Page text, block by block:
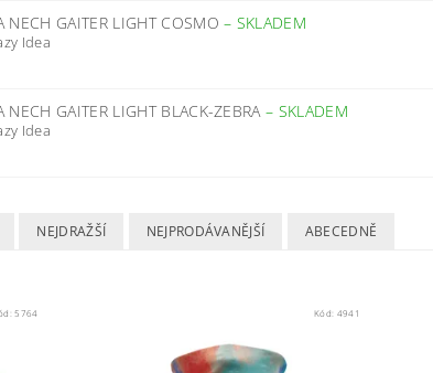
NECH GAITER LIGHT COSMO– SKLADEM
Idea
NECH GAITER LIGHT BLACK-ZEBRA– SKLADEM
Idea
NEJDRAŽŠÍ NEJPRODÁVANĚJŠÍ ABECEDNĚ
5764 Kód: 4941